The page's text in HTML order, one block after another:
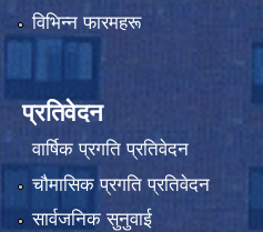
विभिन्न फारमहरू
प्रतिवेदन
वार्षिक प्रगति प्रतिवेदन
चौमासिक प्रगति प्रतिवेदन
सार्वजनिक सुनुवाई